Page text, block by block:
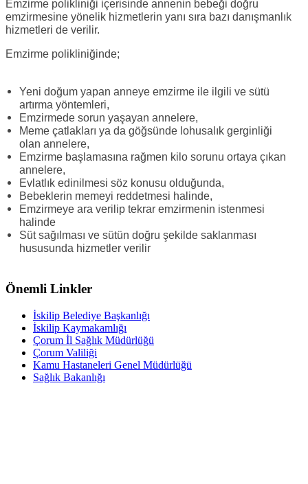
Emzirme polikliniği içerisinde annenin bebeği doğru
emzirmesine yönelik hizmetlerin yanı sıra bazı danışmanlık
hizmetleri de verilir.
Emzirme polikliniğinde;
Yeni doğum yapan anneye emzirme ile ilgili ve sütü
artırma yöntemleri,
Emzirmede sorun yaşayan annelere,
Meme çatlakları ya da göğsünde lohusalık gerginliği
olan annelere,
Emzirme başlamasına rağmen kilo sorunu ortaya çıkan
annelere,
Evlatlık edinilmesi söz konusu olduğunda,
Bebeklerin memeyi reddetmesi halinde,
Emzirmeye ara verilip tekrar emzirmenin istenmesi
halinde
Süt sağılması ve sütün doğru şekilde saklanması
hususunda hizmetler verilir
Önemli Linkler
İskilip Belediye Başkanlığı
İskilip Kaymakamlığı
Çorum İl Sağlık Müdürlüğü
Çorum Valiliği
Kamu Hastaneleri Genel Müdürlüğü
Sağlık Bakanlığı